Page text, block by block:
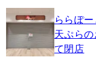
ららぽ
天ぷら
て閉店